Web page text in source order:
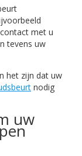
met u
tevens uw
het zijn dat uw
nodig
uw